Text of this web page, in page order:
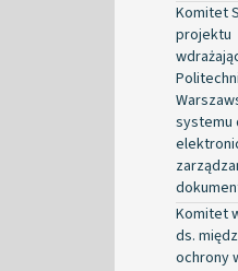
Komitet
projektu
systemu
Komitet
ds.
ochrony